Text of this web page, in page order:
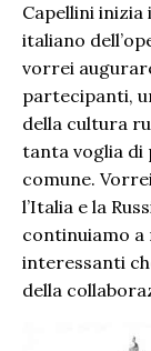
Capellini
italiano
vorrei
partecipanti,
della cultura
tanta voglia di
comune.
l’Italia e la
continuiamo
interessanti
della